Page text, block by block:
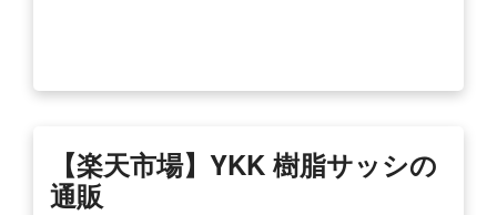
【楽天市場】YKK 樹脂サッシの
通販